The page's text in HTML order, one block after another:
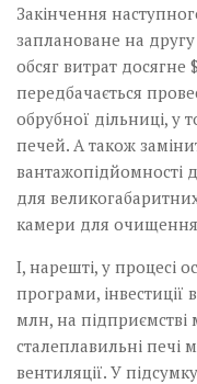
Закінчення
заплановане на
обсяг витрат
передбачається
обрубної дільниці, у
печей. А також
вантажопідйомності
для
камери для
І, нарешті, у процесі
програми, інвестиції
млн, на підприємстві
сталеплавильні печі
вентиляції. У